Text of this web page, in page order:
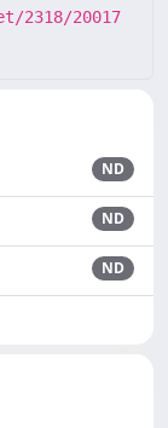
2318/20017
ND
ND
ND